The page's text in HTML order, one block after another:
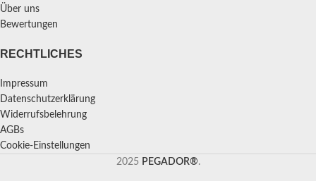
Über uns
Bewertungen
RECHTLICHES
Impressum
Datenschutzerklärung
Widerrufsbelehrung
AGBs
Cookie-Einstellungen
2025 PEGADOR®.